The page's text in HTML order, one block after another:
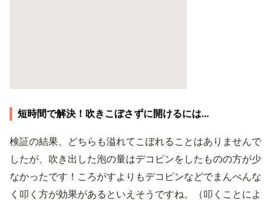
短時間で解決！吹きこぼさずに開けるには…
検証の結果、どちらも溢れてこぼれることはありませんで
したが、吹き出した泡の量はデコピンをしたものの方が少
なかったです！ころがすよりもデコピンなどでまんべんな
く叩く方が効果があるといえそうですね。（叩くことによ